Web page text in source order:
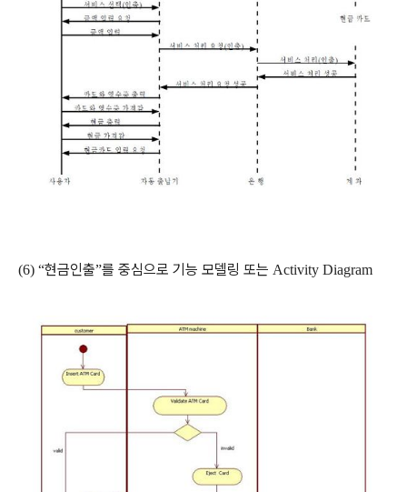
(6) “현금인출”를 중심으로 기능 모델링 또는 Activity Diagram